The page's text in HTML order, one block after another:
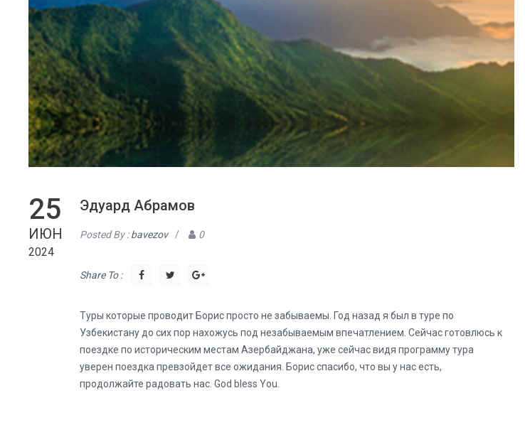
25
ИЮН
2024
Эдуард Абрамов
Posted By :bavezov / 0
Share To :
Туры которые проводит Борис просто не забываемы. Год назад я был в туре по
Узбекистану до сих пор нахожусь под незабываемым впечатлением. Сейчас готовлюсь к
поездке по историческим местам Азербайджана, уже сейчас видя программу тура
уверен поездка превзойдет все ожидания. Борис спасибо, что вы у нас есть,
продолжайте радовать нас. God bless You.